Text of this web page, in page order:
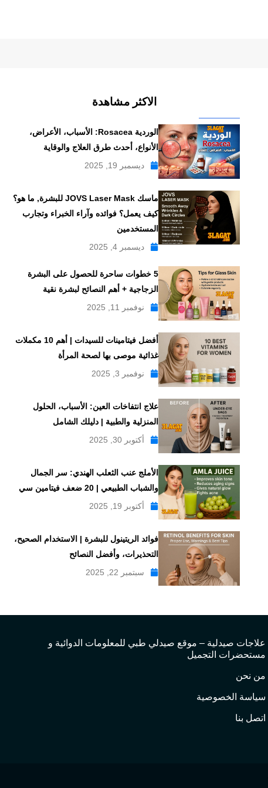
الاكثر مشاهدة
الوردية Rosacea: الأسباب، الأعراض،
الأنواع، أحدث طرق العلاج والوقاية
ديسمبر 19, 2025
ماسك JOVS Laser Mask للبشرة, ما هو؟
كيف يعمل؟ فوائده وآراء الخبراء وتجارب
المستخدمين
ديسمبر 4, 2025
5 خطوات ساحرة للحصول على البشرة
الزجاجية + أهم النصائح لبشرة نقية
نوفمبر 11, 2025
أفضل فيتامينات للسيدات | أهم 10 مكملات
غذائية موصى بها لصحة المرأة
نوفمبر 3, 2025
علاج انتفاخات العين: الأسباب، الحلول
المنزلية والطبية | دليلك الشامل
أكتوبر 30, 2025
الأملج عنب الثعلب الهندي: سر الجمال
والشباب الطبيعي | 20 ضعف فيتامين سي
أكتوبر 19, 2025
فوائد الريتينول للبشرة | الاستخدام الصحيح،
التحذيرات، وأفضل النصائح
سبتمبر 22, 2025
علاجات صيدلية – موقع صيدلي طبي للمعلومات الدوائية و
مستحضرات التجميل
من نحن
سياسة الخصوصية
اتصل بنا